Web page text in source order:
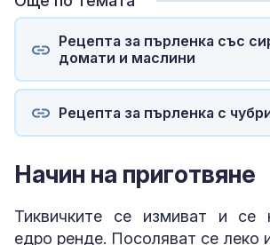
Рецепта за пърленка със
домати и маслини
Рецепта за пърленка с
Начин на приготвяне
Тиквичките се измиват и се
едро ренде. Посоляват се леко